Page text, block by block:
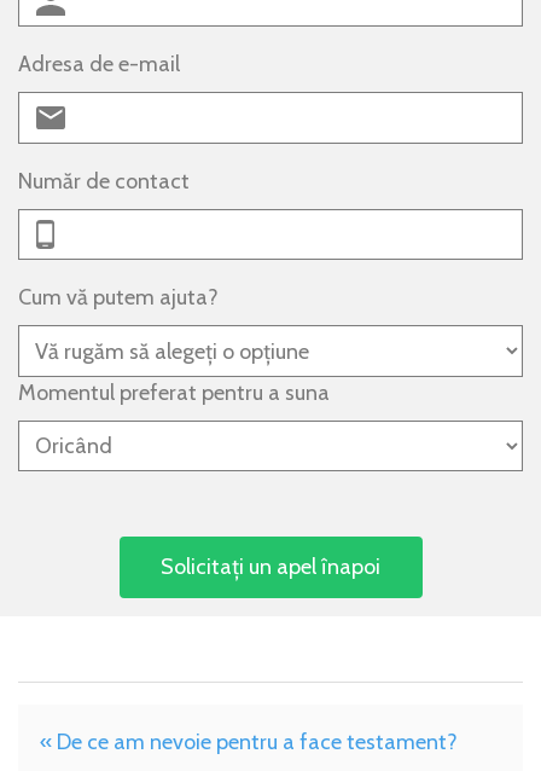
Adresa de e-mail
Număr de contact
Cum vă putem ajuta?
Momentul preferat pentru a suna
« De ce am nevoie pentru a face testament?